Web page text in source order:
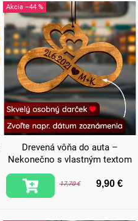
–44 %
Drevená vôňa do auta –
Nekonečno s vlastným textom
17,70 € 9,90 €